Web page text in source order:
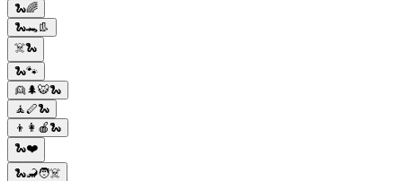
🐍🌈
🐍🐊👢
☠️🐍
🐍🐾
👱🌲🐯🐍
🧘🪈🐍
👦👩🍎🐍
🐍❤️
🐍🦂🧑☠️